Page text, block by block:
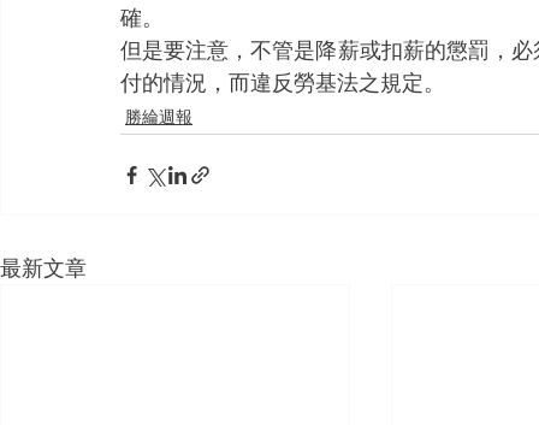
確。
但是要注意，不管是降薪或扣薪的懲罰，
付的情況，而違反勞基法之規定。
勝綸週報
最新文章